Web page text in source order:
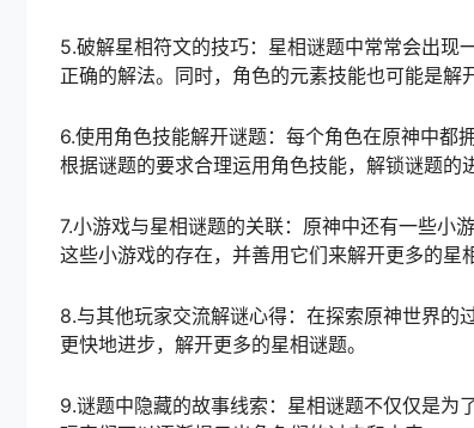
5.破解星相符文的技巧：星相谜题中常常会出现
正确的解法。同时，角色的元素技能也可能是解
6.使用角色技能解开谜题：每个角色在原神中都
根据谜题的要求合理运用角色技能，解锁谜题的
7.小游戏与星相谜题的关联：原神中还有一些小
这些小游戏的存在，并善用它们来解开更多的星
8.与其他玩家交流解谜心得：在探索原神世界的
更快地进步，解开更多的星相谜题。
9.谜题中隐藏的故事线索：星相谜题不仅仅是为